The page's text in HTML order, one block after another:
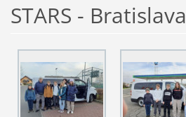
STARS - Bratislava